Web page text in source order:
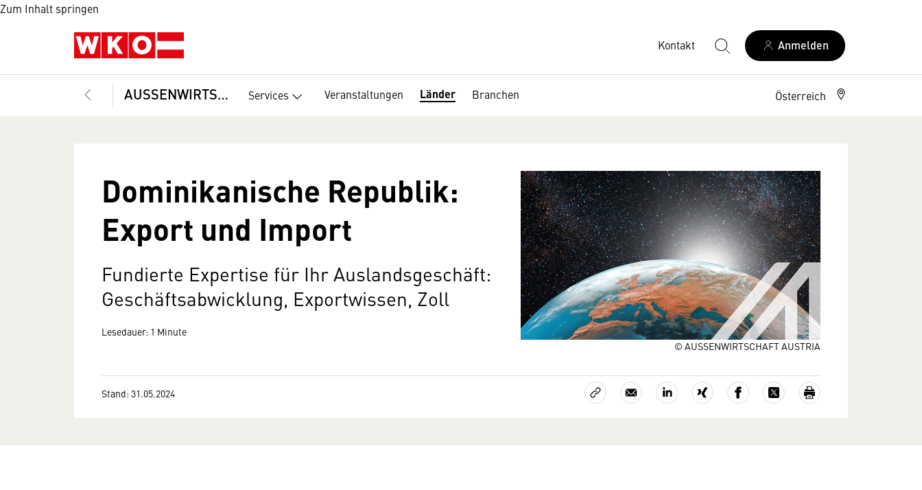
Zum Inhalt springen
Kontakt Anmelden
AUSSENWIRTSCHAFT Services Veranstaltungen Länder Branchen Österreich
© AUSSENWIRTSCHAFT AUSTRIA
Dominikanische Republik:
Export und Import
Fundierte Expertise für Ihr Auslandsgeschäft:
Geschäftsabwicklung, Exportwissen, Zoll
Lesedauer: 1 Minute
Stand: 31.05.2024